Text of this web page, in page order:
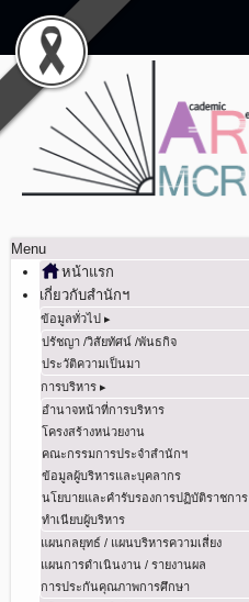
Menu
หน้าแรก
เกี่ยวกับสำนักฯ
ข้อมูลทั่วไป ▸
ปรัชญา /วิสัยทัศน์ /พันธกิจ
ประวัติความเป็นมา
การบริหาร ▸
อำนาจหน้าที่การบริหาร
โครงสร้างหน่วยงาน
คณะกรรมการประจำสำนักฯ
ข้อมูลผู้บริหารและบุคลากร
นโยบายและคำรับรองการปฏิบัติราชการ
ทำเนียบผู้บริหาร
แผนกลยุทธ์ / แผนบริหารความเสี่ยง
แผนการดำเนินงาน / รายงานผล
การประกันคุณภาพการศึกษา